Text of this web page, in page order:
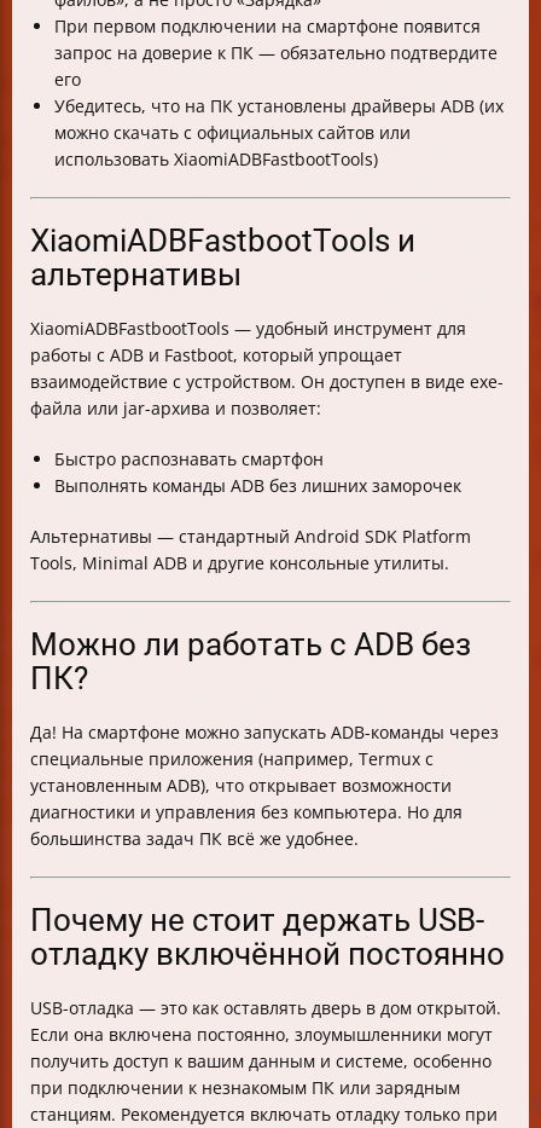
При первом подключении на смартфоне появится
запрос на доверие к ПК — обязательно подтвердите
его
Убедитесь, что на ПК установлены драйверы ADB (их
можно скачать с официальных сайтов или
использовать XiaomiADBFastbootTools)
XiaomiADBFastbootTools и
альтернативы
XiaomiADBFastbootTools — удобный инструмент для
работы с ADB и Fastboot, который упрощает
взаимодействие с устройством. Он доступен в виде exe-
файла или jar-архива и позволяет:
Быстро распознавать смартфон
Выполнять команды ADB без лишних заморочек
Альтернативы — стандартный Android SDK Platform
Tools, Minimal ADB и другие консольные утилиты.
Можно ли работать с ADB без
ПК?
Да! На смартфоне можно запускать ADB-команды через
специальные приложения (например, Termux с
установленным ADB), что открывает возможности
диагностики и управления без компьютера. Но для
большинства задач ПК всё же удобнее.
Почему не стоит держать USB-
отладку включённой постоянно
USB-отладка — это как оставлять дверь в дом открытой.
Если она включена постоянно, злоумышленники могут
получить доступ к вашим данным и системе, особенно
при подключении к незнакомым ПК или зарядным
станциям. Рекомендуется включать отладку только при